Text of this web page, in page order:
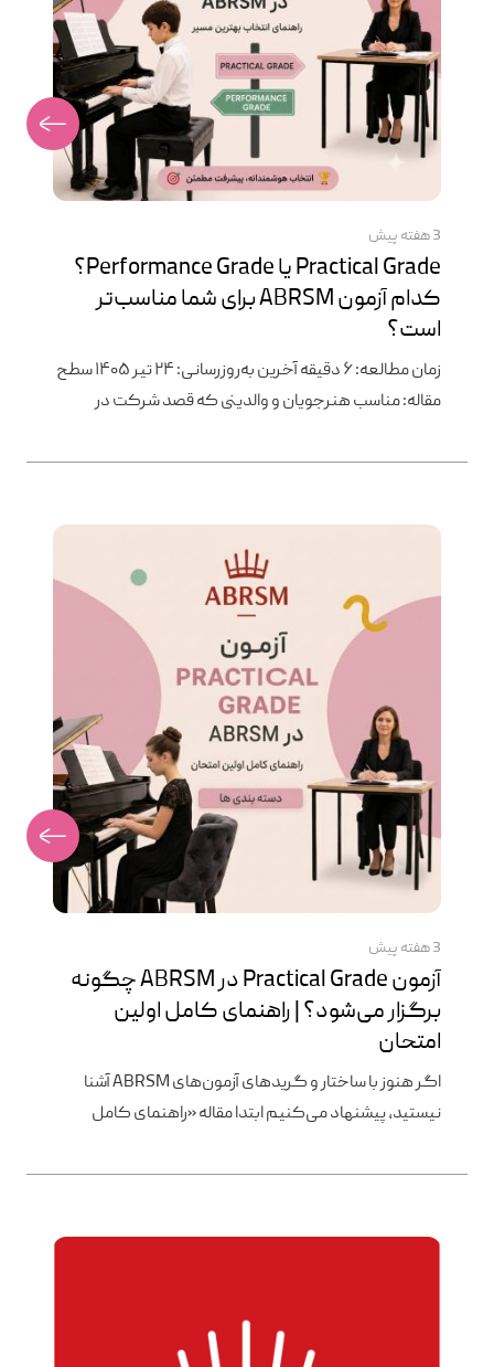
3 هفته پیش
Practical Grade یا Performance Grade؟
کدام آزمون ABRSM برای شما مناسب‌تر
است؟
زمان مطالعه: ۶ دقیقه آخرین به‌روزرسانی: ۲۴ تیر ۱۴۰۵ سطح
مقاله: مناسب هنرجویان و والدینی که قصد شرکت در
آزمون Practical Grade آشنا نیستید، پیشنهاد می‌کنیم ابتدا
می‌شود؟» را مطالعه کنید آنچه در این مقاله می‌خوانید
3 هفته پیش
آزمون Practical Grade در ABRSM چگونه
برگزار می‌شود؟ | راهنمای کامل اولین
امتحان
اگر هنوز با ساختار و گریدهای آزمون‌های ABRSM آشنا
نیستید، پیشنهاد می‌کنیم ابتدا مقاله «راهنمای کامل
ABRSM چگونه برگزار می‌شود؟ | راهنمای کامل اولین
Grade را دارید، احتمالاً این سؤال‌ها برایتان پیش آمده است: